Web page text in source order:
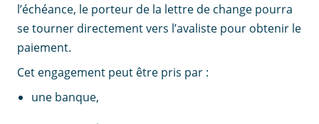
l’échéance, le porteur de la lettre de change pourra
se tourner directement vers l’avaliste pour obtenir le
paiement.
Cet engagement peut être pris par :
une banque,